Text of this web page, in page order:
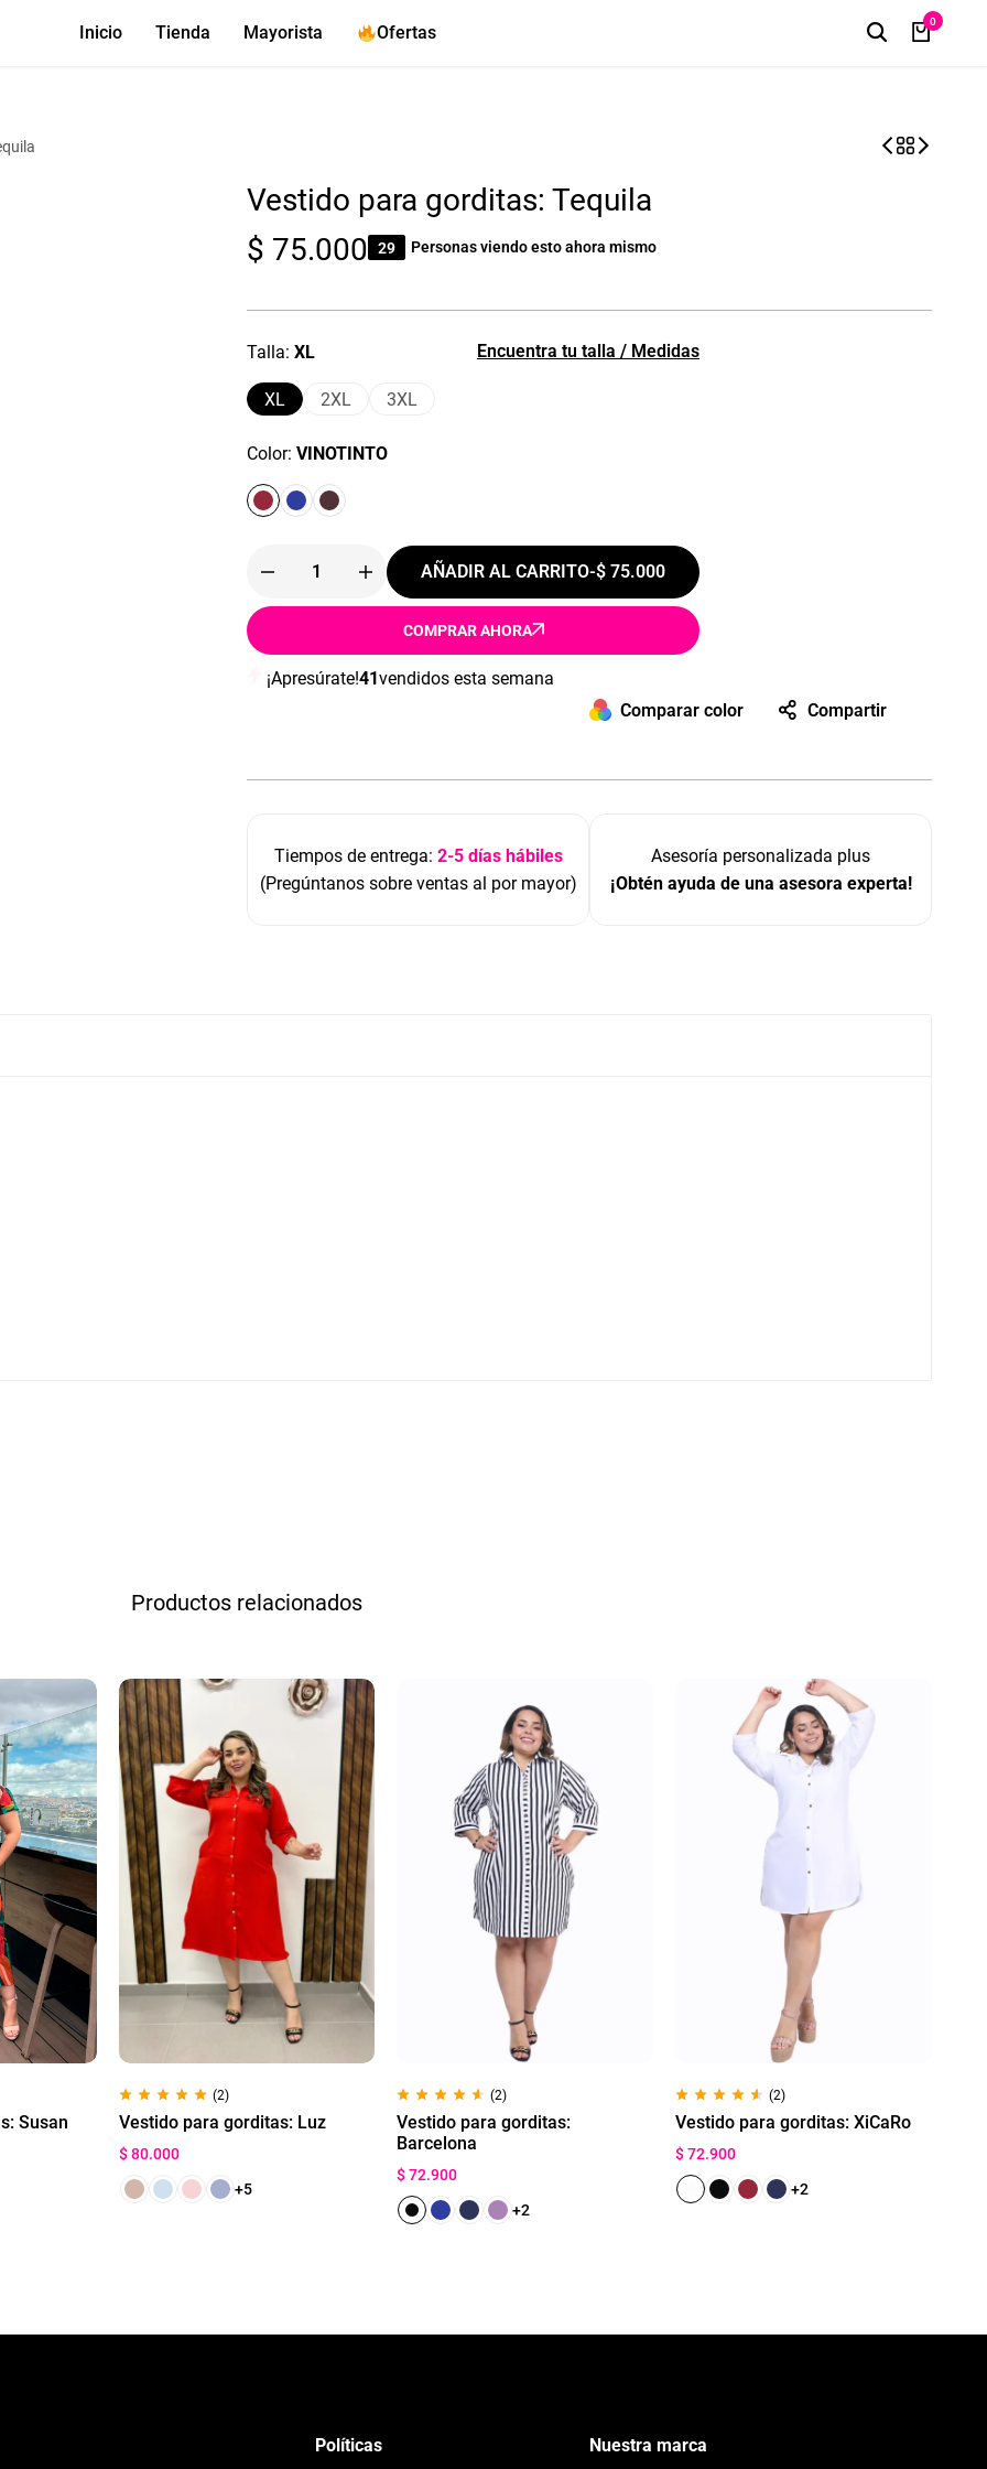
Inicio Tienda Mayorista Ofertas
0
Vestido para gorditas: Tequila
$ 75.000 29 Personas viendo esto ahora mismo
Talla XL
XL 2XL 3XL
Encuentra tu talla / Medidas
Color VINOTINTO
AÑADIR AL CARRITO-$ 75.000
COMPRAR AHORA
¡Apresúrate!41vendidos esta semana
Comparar color
Compartir
Tiempos de entrega: 2-5 días hábiles
(Pregúntanos sobre ventas al por mayor)
Asesoría personalizada plus
¡Obtén ayuda de una asesora experta!
Productos relacionados
Susan
(2)
Vestido para gorditas: Luz
$80.000
+5
(2)
Vestido para gorditas:
Barcelona
$72.900
+2
(2)
Vestido para gorditas: XiCaRo
$72.900
+2
Políticas Nuestra marca